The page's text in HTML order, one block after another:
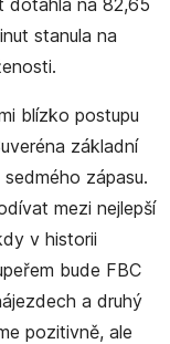
dotáhla na 82,65
stanula na
blízko postupu
základní
zápasu.
mezi nejlepší
v historii
bude FBC
a druhý
pozitivně, ale